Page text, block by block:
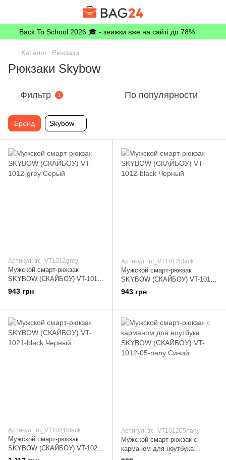
Back To School 2026 🎓 - знижки вже на сайті до 78%
Каталог Рюкзаки
Рюкзаки Skybow
Фильтр 1 По популярности
Бренд Skybow
Артикул: trc_VT1012grey
Мужской смарт-рюкзак
SKYBOW (СКАЙБОУ) VT-1012-
grey Серый
943 грн
Артикул: trc_VT1012black
Мужской смарт-рюкзак
SKYBOW (СКАЙБОУ) VT-1012-
black Черный
943 грн
Артикул: trc_VT1021black
Мужской смарт-рюкзак
SKYBOW (СКАЙБОУ) VT-1021-
black Черный
Артикул: trc_VT101205nany
Мужской смарт-рюкзак с
карманом для ноутбука
SKYBOW (СКАЙБОУ) VT-1012-